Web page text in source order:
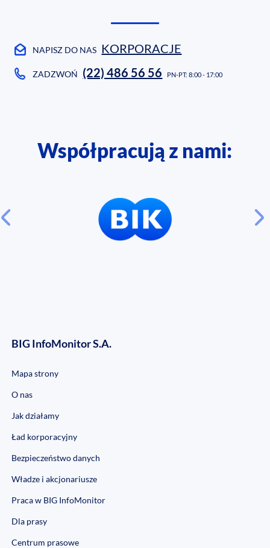
NAPISZ DO NAS KORPORACJE
ZADZWOŃ (22) 486 56 56 PN-PT: 8:00 - 17:00
Współpracują z nami:
BIG InfoMonitor S.A.
Mapa strony
O nas
Jak działamy
Ład korporacyjny
Bezpieczeństwo danych
Władze i akcjonariusze
Praca w BIG InfoMonitor
Dla prasy
Centrum prasowe